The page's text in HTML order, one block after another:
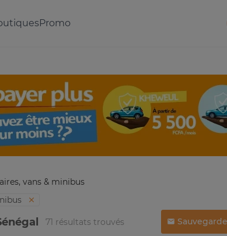
Promo
vans & minibus
71 résultats trouvés